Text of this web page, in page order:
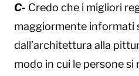
C- Credo che i migliori
maggiormente informati
dall’architettura alla
modo in cui le persone si